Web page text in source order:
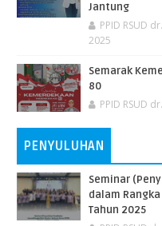
Jantung
PPID RSUD
2025
Semarak
80
PPID RSUD
PENYULUHAN
Seminar
dalam
Tahun 2025